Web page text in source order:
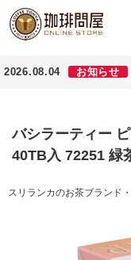
2026.08.04 お知らせ
バシラーティー
40TB入 72251 緑
スリランカのお茶ブランド